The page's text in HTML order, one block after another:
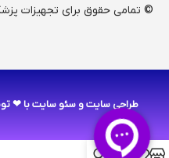
© تمامی حقوق برای تجهیزات
طراحی سایتوسئو سایتبا ❤
0